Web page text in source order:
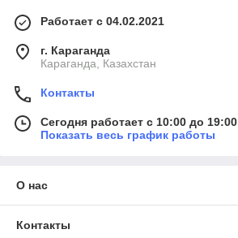
Работает с 04.02.2021
г. Караганда
Караганда, Казахстан
Контакты
Сегодня работает с 10:00 до 19:00
Показать весь график работы
О нас
Контакты